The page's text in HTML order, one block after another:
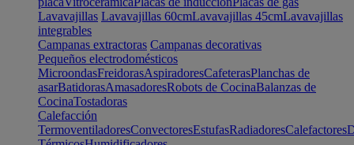
Lavavajillas Lavavajillas 60cmLavavajillas 45cmLavavajillas
integrables
Campanas extractoras Campanas decorativas
Pequeños electrodomésticos
MicroondasFreidorasAspiradoresCafeterasPlanchas de
asarBatidorasAmasadoresRobots de CocinaBalanzas de
CocinaTostadoras
Calefacción
TermoventiladoresConvectoresEstufasRadiadoresCalefactores